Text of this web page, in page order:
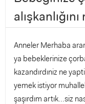
Anneler Merhaba
ya bebeklerinize çorba
kazandırdıniz ne
yemek istiyor
şaşırdım artık...siz